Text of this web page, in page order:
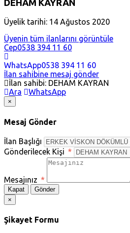
DEHAM KAYRAN
Üyelik tarihi: 14 Ağustos 2020
Üyenin tüm ilanlarını görüntüle
Cep0538 394 11 60
WhatsApp0538 394 11 60
İlan sahibine mesaj gönder
İlan sahibi: DEHAM KAYRAN
Ara
WhatsApp
×
Mesaj Gönder
İlan Başlığı
Gönderilecek Kişi *
Mesajınız *
Kapat
Gönder
×
Şikayet Formu